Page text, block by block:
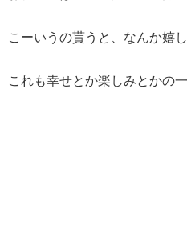
こーいうの貰うと、なんか嬉し
これも幸せとか楽しみとかの一